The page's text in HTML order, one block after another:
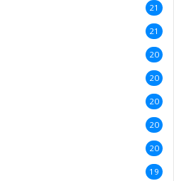
21
21
20
20
20
20
20
19